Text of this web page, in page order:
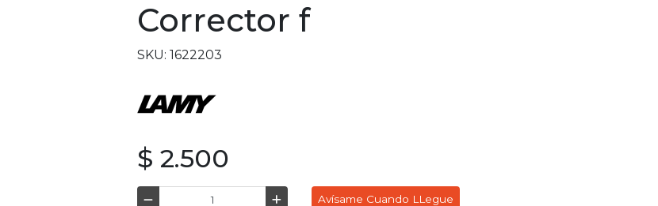
Corrector f
SKU: 1622203
$ 2.500
Avísame Cuando LLegue